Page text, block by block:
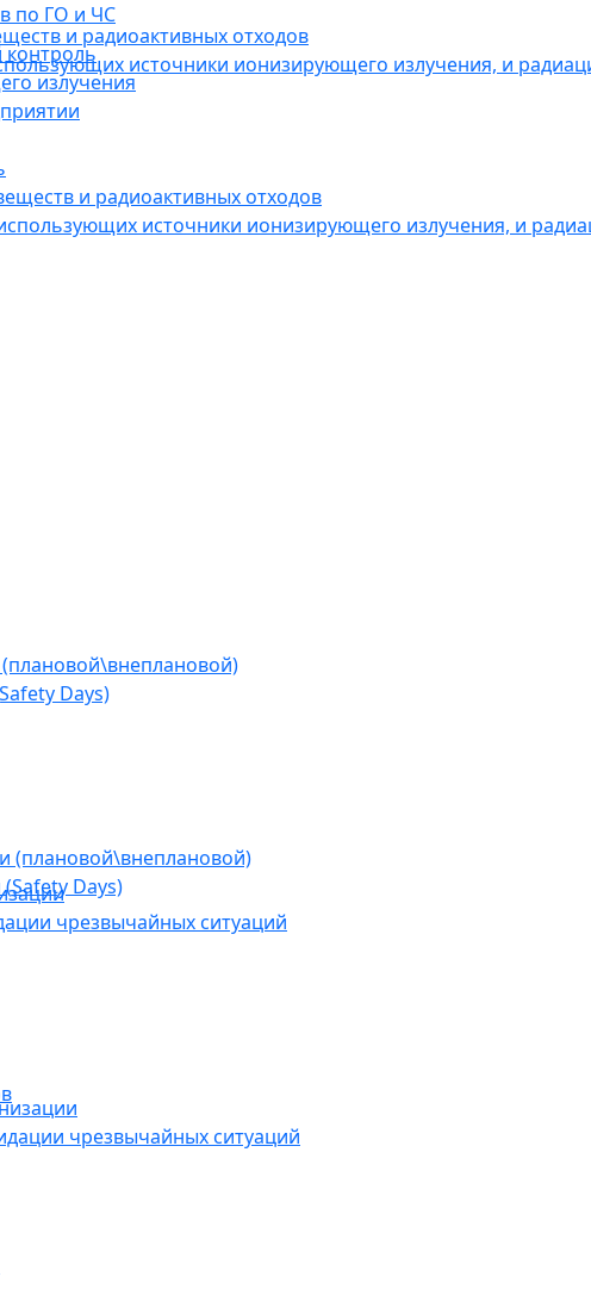
и радиоактивных отходов
источники ионизирующего излучения, и
Days)
чрезвычайных ситуаций
по ГО и ЧС
контроль
излучения
и радиоактивных отходов
источники ионизирующего излучения, и
(плановой\внеплановой)
Days)
чрезвычайных ситуаций